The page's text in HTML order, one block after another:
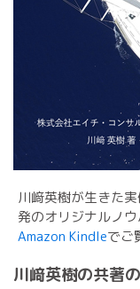
川﨑英樹が生きた
発のオリジナルノ
Amazon Kindleでご
川﨑英樹の共著